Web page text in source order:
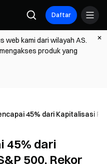
Daftar
web kami dari wilayah AS.
produk yang
45% dari Kapitalisasi
45% dari
500, Rekor